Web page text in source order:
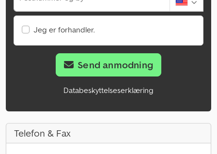
Jeg er forhandler.
Send anmodning
Databeskyttelseserklæring
Telefon & Fax